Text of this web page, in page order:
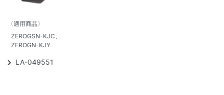
〈適用商品〉
ZEROGSN-KJC、
ZEROGN-KJY
LA-049551